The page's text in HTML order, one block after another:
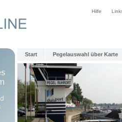
Hilfe
Start Pegelauswahl über Karte